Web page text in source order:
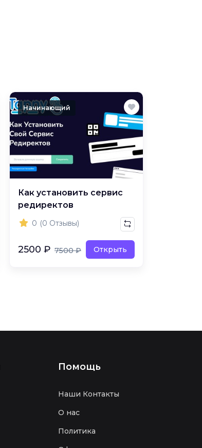
Начинающий
Как установить сервис
редиректов
0 (0 Отзывы)
2500 ₽ 7500 ₽ Открыть
Помощь
Наши Контакты
О нас
Политика